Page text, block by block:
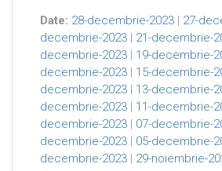
Date: 28-decembrie-2023 | 27-
decembrie-2023 | 21-decembrie-
decembrie-2023 | 19-decembrie-
decembrie-2023 | 15-decembrie-
decembrie-2023 | 13-decembrie-
decembrie-2023 | 11-decembrie-
decembrie-2023 | 07-decembrie-
decembrie-2023 | 05-decembrie-
decembrie-2023 | 29-noiembrie-